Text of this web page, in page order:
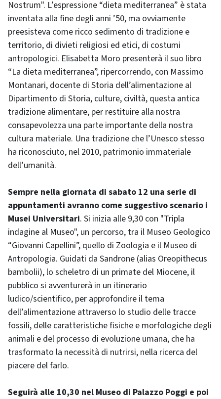
Nostrum". L’espressione “dieta mediterranea” è stata
inventata alla fine degli anni ’50, ma ovviamente
preesisteva come ricco sedimento di tradizione e
territorio, di divieti religiosi ed etici, di costumi
antropologici. Elisabetta Moro presenterà il suo libro
“La dieta mediterranea”, ripercorrendo, con Massimo
Montanari, docente di Storia dell’alimentazione al
Dipartimento di Storia, culture, civiltà, questa antica
tradizione alimentare, per restituire alla nostra
consapevolezza una parte importante della nostra
cultura materiale. Una tradizione che l’Unesco stesso
ha riconosciuto, nel 2010, patrimonio immateriale
dell’umanità.
Sempre nella giornata di sabato 12 una serie di
appuntamenti avranno come suggestivo scenario i
Musei Universitari. Si inizia alle 9,30 con "Tripla
indagine al Museo", un percorso, tra il Museo Geologico
“Giovanni Capellini”, quello di Zoologia e il Museo di
Antropologia. Guidati da Sandrone (alias Oreopithecus
bambolii), lo scheletro di un primate del Miocene, il
pubblico si avventurerà in un itinerario
ludico/scientifico, per approfondire il tema
dell’alimentazione attraverso lo studio delle tracce
fossili, delle caratteristiche fisiche e morfologiche degli
animali e del processo di evoluzione umana, che ha
trasformato la necessità di nutrirsi, nella ricerca del
piacere del farlo.
Seguirà alle 10,30 nel Museo di Palazzo Poggi e poi